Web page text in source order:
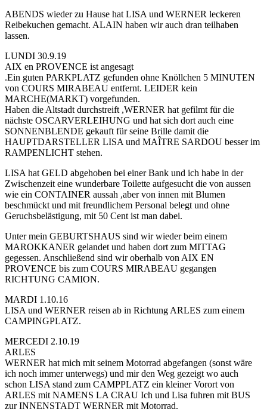
ABENDS wieder zu Hause hat LISA und WERNER leckeren
Reibekuchen gemacht. ALAIN haben wir auch dran teilhaben
lassen.
LUNDI 30.9.19
AIX en PROVENCE ist angesagt
.Ein guten PARKPLATZ gefunden ohne Knöllchen 5 MINUTEN
von COURS MIRABEAU entfernt. LEIDER kein
MARCHE(MARKT) vorgefunden.
Haben die Altstadt durchstreift ,WERNER hat gefilmt für die
nächste OSCARVERLEIHUNG und hat sich dort auch eine
SONNENBLENDE gekauft für seine Brille damit die
HAUPTDARSTELLER LISA und MAÎTRE SARDOU besser im
RAMPENLICHT stehen.
LISA hat GELD abgehoben bei einer Bank und ich habe in der
Zwischenzeit eine wunderbare Toilette aufgesucht die von aussen
wie ein CONTAINER aussah ,aber von innen mit Blumen
beschmückt und mit freundlichem Personal belegt und ohne
Geruchsbelästigung, mit 50 Cent ist man dabei.
Unter mein GEBURTSHAUS sind wir wieder beim einem
MAROKKANER gelandet und haben dort zum MITTAG
gegessen. Anschließend sind wir oberhalb von AIX EN
PROVENCE bis zum COURS MIRABEAU gegangen
RICHTUNG CAMION.
MARDI 1.10.16
LISA und WERNER reisen ab in Richtung ARLES zum einem
CAMPINGPLATZ.
MERCEDI 2.10.19
ARLES
WERNER hat mich mit seinem Motorrad abgefangen (sonst wäre
ich noch immer unterwegs) und mir den Weg gezeigt wo auch
schon LISA stand zum CAMPPLATZ ein kleiner Vorort von
ARLES mit NAMENS LA CRAU Ich und Lisa fuhren mit BUS
zur INNENSTADT WERNER mit Motorrad.